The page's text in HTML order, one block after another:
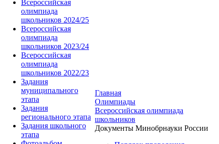
Всероссийская
олимпиада
школьников 2024/25
Всероссийская
олимпиада
школьников 2023/24
Всероссийская
олимпиада
школьников 2022/23
Задания
муниципального
этапа
Задания
регионального этапа
Задания школьного
этапа
Главная
Олимпиады
Всероссийская олимпиада
школьников
Документы Минобрнауки России